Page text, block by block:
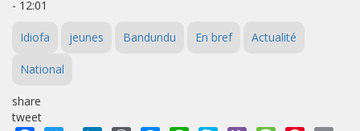
- 12:01
Idiofa jeunes Bandundu En bref Actualité
National
share
tweet